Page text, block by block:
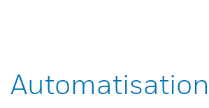
Automatisation